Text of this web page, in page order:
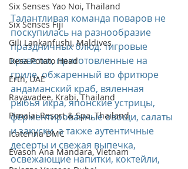
Six Senses Yao Noi, Thailand
Six Senses Fiji
Gili Lankanfushi, Maldives
Desa Potato Head
Erth, UAE
Rayavadee, Krabi, Thailand
Pimalai Resort & Spa, Thailand
Icaterina DMC
Evason Ana Mandara, Vietnam
Талантливая команда поваров не
поскупилась на разнообразие
праздничных блюд: тигровые
креветки, приготовленные на
гриле, обжаренный во фритюре
андаманский краб, вяленная
рыбья икра, японские устрицы,
ферментированные овощи, салаты
и закуски, а также аутентичные
десерты и свежая выпечка,
освежающие напитки, коктейли,